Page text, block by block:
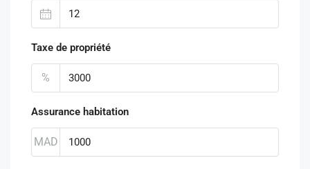
Taxe de propriété
%
Assurance habitation
MAD